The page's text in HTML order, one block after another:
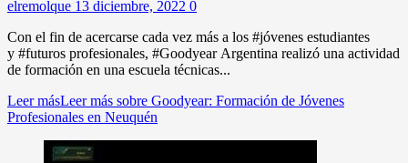
elremolque 13 diciembre, 2022 0
Con el fin de acercarse cada vez más a los #jóvenes estudiantes
y #futuros profesionales, #Goodyear Argentina realizó una actividad
de formación en una escuela técnicas...
Leer másLeer más sobre Goodyear: Formación de Jóvenes
Profesionales en Neuquén